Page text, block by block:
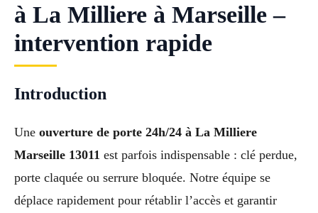
à La Milliere à Marseille –
intervention rapide
Introduction
Une ouverture de porte 24h/24 à La Milliere
Marseille 13011 est parfois indispensable : clé perdue,
porte claquée ou serrure bloquée. Notre équipe se
déplace rapidement pour rétablir l’accès et garantir